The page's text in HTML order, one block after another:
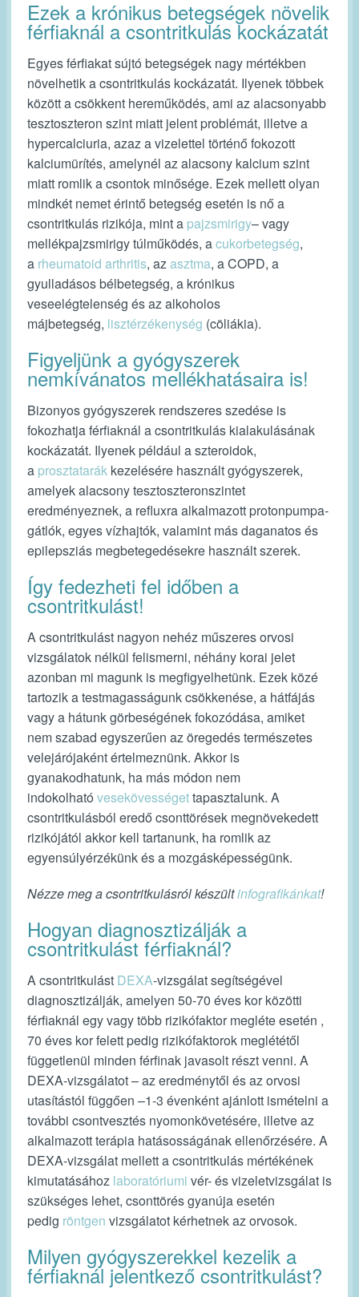
Ezek a krónikus betegségek növelik
férfiaknál a csontritkulás kockázatát
Egyes férfiakat sújtó betegségek nagy mértékben
növelhetik a csontritkulás kockázatát. Ilyenek többek
között a csökkent hereműködés, ami az alacsonyabb
tesztoszteron szint miatt jelent problémát, illetve a
hypercalciuria, azaz a vizelettel történő fokozott
kalciumürítés, amelynél az alacsony kalcium szint
miatt romlik a csontok minősége. Ezek mellett olyan
mindkét nemet érintő betegség esetén is nő a
csontritkulás rizikója, mint a pajzsmirigy– vagy
mellékpajzsmirigy túlműködés, acukorbetegség,
a rheumatoid arthritis, azasztma, a COPD, a
gyulladásos bélbetegség, a krónikus
veseelégtelenség és az alkoholos
májbetegség, lisztérzékenység (cöliákia).
Figyeljünk a gyógyszerek
nemkívánatos mellékhatásaira is!
Bizonyos gyógyszerek rendszeres szedése is
fokozhatja férfiaknál a csontritkulás kialakulásának
kockázatát. Ilyenek például a szteroidok,
a prosztatarák kezelésére használt gyógyszerek,
amelyek alacsony tesztoszteronszintet
eredményeznek, a refluxra alkalmazott protonpumpa-
gátlók, egyes vízhajtók, valamint más daganatos és
epilepsziás megbetegedésekre használt szerek.
Így fedezheti fel időben a
csontritkulást!
A csontritkulást nagyon nehéz műszeres orvosi
vizsgálatok nélkül felismerni, néhány korai jelet
azonban mi magunk is megfigyelhetünk. Ezek közé
tartozik a testmagasságunk csökkenése, a hátfájás
vagy a hátunk görbeségének fokozódása, amiket
nem szabad egyszerűen az öregedés természetes
velejárójaként értelmeznünk. Akkor is
gyanakodhatunk, ha más módon nem
indokolható vesekövességettapasztalunk. A
csontritkulásból eredő csonttörések megnövekedett
rizikójától akkor kell tartanunk, ha romlik az
egyensúlyérzékünk és a mozgásképességünk.
Nézze meg a csontritkulásról készültinfografikánkat!
Hogyan diagnosztizálják a
csontritkulást férfiaknál?
A csontritkulást DEXA-vizsgálat segítségével
diagnosztizálják, amelyen 50-70 éves kor közötti
férfiaknál egy vagy több rizikófaktor megléte esetén ,
70 éves kor felett pedig rizikófaktorok meglététől
függetlenül minden férfinak javasolt részt venni. A
DEXA-vizsgálatot – az eredménytől és az orvosi
utasítástól függően –1-3 évenként ajánlott ismételni a
további csontvesztés nyomonkövetésére, illetve az
alkalmazott terápia hatásosságának ellenőrzésére. A
DEXA-vizsgálat mellett a csontritkulás mértékének
kimutatásához laboratóriumi vér- és vizeletvizsgálat is
szükséges lehet, csonttörés gyanúja esetén
pedig röntgen vizsgálatot kérhetnek az orvosok.
Milyen gyógyszerekkel kezelik a
férfiaknál jelentkező csontritkulást?